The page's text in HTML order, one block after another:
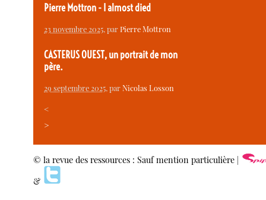
Pierre Mottron - I almost died
23 novembre 2025, parPierre Mottron
CASTERUS OUEST, un portrait de mon
père.
29 septembre 2025, parNicolas Losson
<
>
© la revue des ressources : Sauf mention particulière |
&